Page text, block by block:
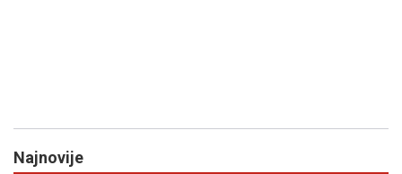
Najnovije